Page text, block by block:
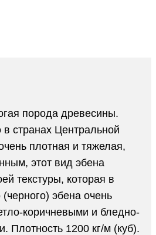
порода древесины.
в странах Центральной
плотная и тяжелая,
этот вид эбена
текстуры, которая в
эбена очень
коричневыми и бледно-
Плотность 1200 кг/м (куб).